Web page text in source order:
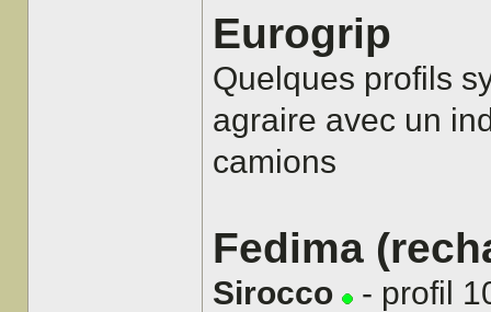
Eurogrip
Quelques profils
agraire avec un
camions
Fedima
Sirocco
- profil